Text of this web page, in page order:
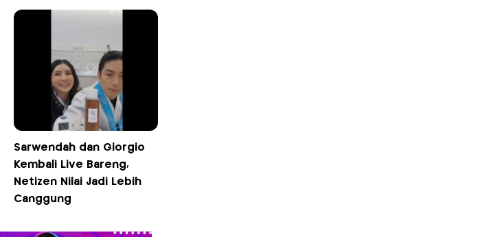
Sarwendah dan Giorgio
Kembali Live Bareng,
Netizen Nilai Jadi Lebih
Canggung